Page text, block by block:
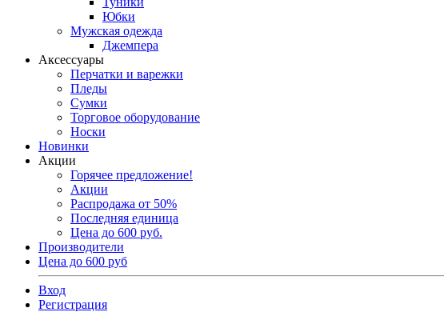
Юбки
Мужская одежда
Джемпера
Аксессуары
Перчатки и варежки
Пледы
Сумки
Торговое оборудование
Носки
Новинки
Акции
Горячее предложение!
Акции
Распродажа от 50%
Последняя единица
Цена до 600 руб.
Производители
Цена до 600 руб
Вход
Регистрация